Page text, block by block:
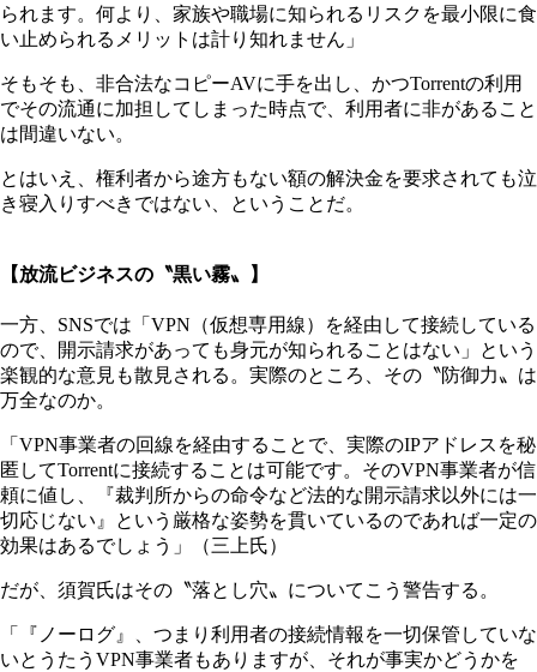
られます。何より、家族や職場に知られるリスクを最小限に食
い止められるメリットは計り知れません」
そもそも、非合法なコピーAVに手を出し、かつTorrentの利用
でその流通に加担してしまった時点で、利用者に非があること
は間違いない。
とはいえ、権利者から途方もない額の解決金を要求されても泣
き寝入りすべきではない、ということだ。
【放流ビジネスの〝黒い霧〟】
一方、SNSでは「VPN（仮想専用線）を経由して接続している
ので、開示請求があっても身元が知られることはない」という
楽観的な意見も散見される。実際のところ、その〝防御力〟は
万全なのか。
「VPN事業者の回線を経由することで、実際のIPアドレスを秘
匿してTorrentに接続することは可能です。そのVPN事業者が信
頼に値し、『裁判所からの命令など法的な開示請求以外には一
切応じない』という厳格な姿勢を貫いているのであれば一定の
効果はあるでしょう」（三上氏）
だが、須賀氏はその〝落とし穴〟についてこう警告する。
「『ノーログ』、つまり利用者の接続情報を一切保管していな
いとうたうVPN事業者もありますが、それが事実かどうかを